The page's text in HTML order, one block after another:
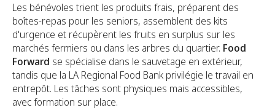
Les bénévoles trient les produits frais, préparent des
boîtes-repas pour les seniors, assemblent des kits
d'urgence et récupèrent les fruits en surplus sur les
marchés fermiers ou dans les arbres du quartier. Food
Forward se spécialise dans le sauvetage en extérieur,
tandis que la LA Regional Food Bank privilégie le travail en
entrepôt. Les tâches sont physiques mais accessibles,
avec formation sur place.